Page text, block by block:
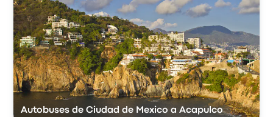
Autobuses de Ciudad de Mexico a Acapulco